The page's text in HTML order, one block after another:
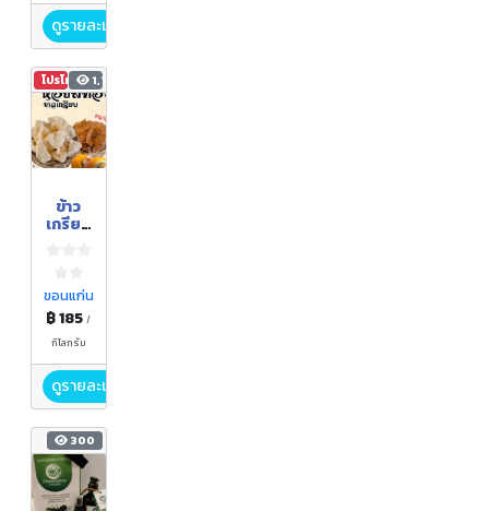
ดูรายละเอียด
โปรโมชัน1,107
ข้าว
เกรียบ
ดิบ)
ขอนแก่น
฿ 185/
กิโลกรัม
ดูรายละเอียด
300